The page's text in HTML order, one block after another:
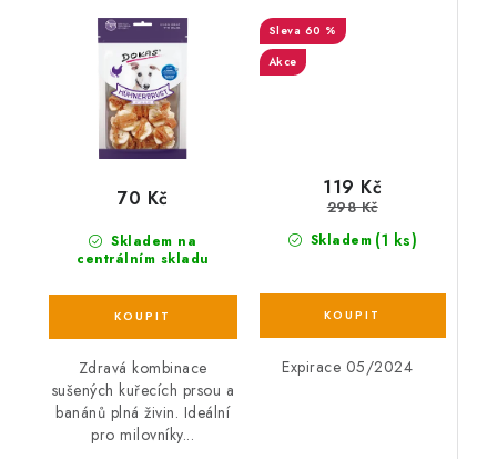
Skladem na
centrálním skladu
70 Kč
Zdravá kombinace
sušených kuřecích prsou a
banánů plná živin. Ideální
pro milovníky...
60 %
Akce
Skladem (1 ks)
119 Kč
298 Kč
Expirace 05/2024